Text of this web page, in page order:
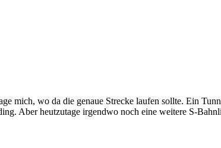
mich, wo da die genaue Strecke laufen sollte. Ein
Aber heutzutage irgendwo noch eine weitere S-